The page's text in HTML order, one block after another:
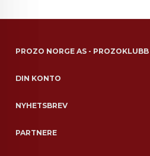
PROZO NORGE AS - PROZOKLUBB
DIN KONTO
NYHETSBREV
PARTNERE